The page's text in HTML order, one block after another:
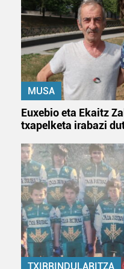
zerbitzuak hobetzeko
baliatzen gara. Ohar
erabiltzeko baimen
irakurri
MUSA
Euxebio eta Ekaitz
txapelketa irabazi
TXIRRINDULARITZA